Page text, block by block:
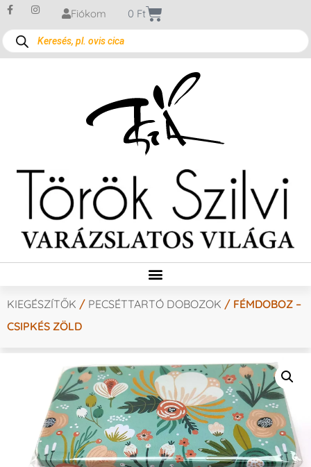
Fiókom 0 Ft
KIEGÉSZÍTŐK / PECSÉTTARTÓ DOBOZOK / FÉMDOBOZ –
CSIPKÉS ZÖLD